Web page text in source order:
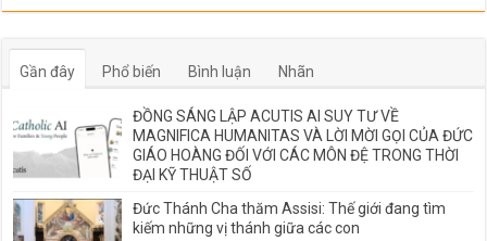
Gần đây Phổ biến Bình luận Nhãn
ĐỒNG SÁNG LẬP ACUTIS AI SUY TƯ VỀ
MAGNIFICA HUMANITAS VÀ LỜI MỜI GỌI CỦA ĐỨC
GIÁO HOÀNG ĐỐI VỚI CÁC MÔN ĐỆ TRONG THỜI
ĐẠI KỸ THUẬT SỐ
Đức Thánh Cha thăm Assisi: Thế giới đang tìm
kiếm những vị thánh giữa các con